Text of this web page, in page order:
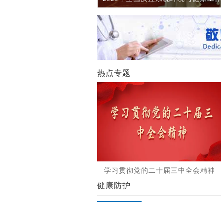
热点专题
学习贯彻党的二十届三中全会精神
健康防护